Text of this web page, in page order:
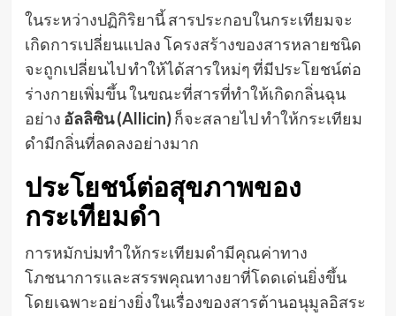
ในระหว่างปฏิกิริยานี้ สารประกอบในกระเทียมจะ
เกิดการเปลี่ยนแปลง โครงสร้างของสารหลายชนิด
จะถูกเปลี่ยนไป ทำให้ได้สารใหม่ๆ ที่มีประโยชน์ต่อ
ร่างกายเพิ่มขึ้น ในขณะที่สารที่ทำให้เกิดกลิ่นฉุน
อย่าง อัลลิซิน (Allicin)ก็จะสลายไป ทำให้กระเทียม
ดำมีกลิ่นที่ลดลงอย่างมาก
ประโยชน์ต่อสุขภาพของ
กระเทียมดำ
การหมักบ่มทำให้กระเทียมดำมีคุณค่าทาง
โภชนาการและสรรพคุณทางยาที่โดดเด่นยิ่งขึ้น
โดยเฉพาะอย่างยิ่งในเรื่องของสารต้านอนุมูลอิสระ